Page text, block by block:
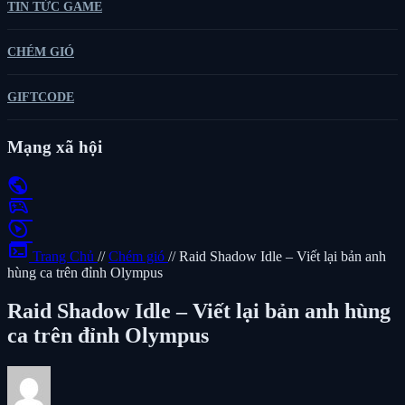
TIN TỨC GAME
CHÉM GIÓ
GIFTCODE
Mạng xã hội
public
sports_esports
play_circle
terminal Trang Chủ // Chém gió // Raid Shadow Idle – Viết lại bản anh
hùng ca trên đỉnh Olympus
Raid Shadow Idle – Viết lại bản anh hùng
ca trên đỉnh Olympus